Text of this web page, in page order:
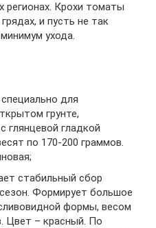
Крохи томаты
и пусть не так
ухода.
для
грунте,
глянцевой гладкой
по 170-200 граммов.
стабильный сбор
Формирует большое
формы, весом
Цвет – красный. По